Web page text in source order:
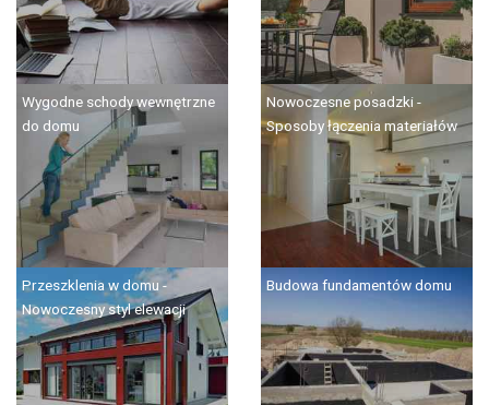
Wygodne schody wewnętrzne
do domu
Nowoczesne posadzki -
Sposoby łączenia materiałów
Przeszklenia w domu -
Nowoczesny styl elewacji
Budowa fundamentów domu